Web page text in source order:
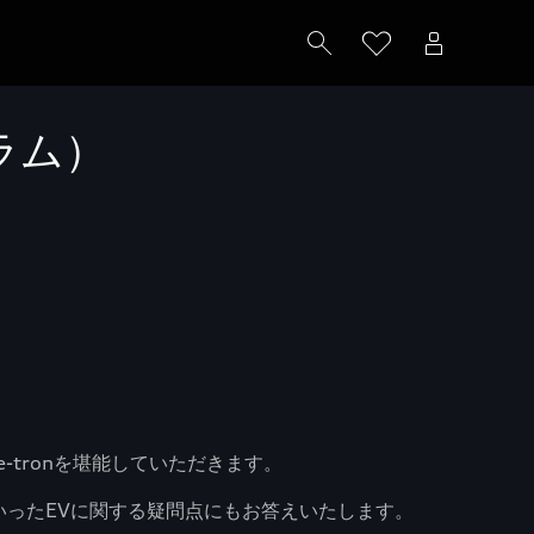
）
を堪能していただきます。
たEVに関する疑問点にもお答えいたします。